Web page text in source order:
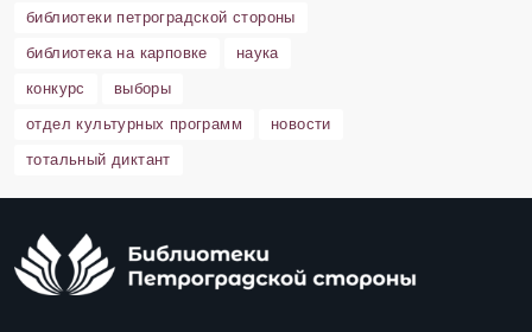
библиотеки петроградской стороны
библиотека на карповке
наука
конкурс
выборы
отдел культурных программ
новости
тотальный диктант